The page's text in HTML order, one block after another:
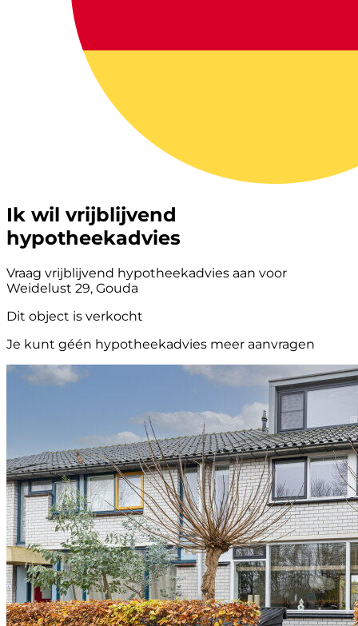
Ik wil vrijblijvend
hypotheekadvies
Vraag vrijblijvend hypotheekadvies aan voor
Weidelust 29, Gouda
Dit object is verkocht
Je kunt géén hypotheekadvies meer aanvragen